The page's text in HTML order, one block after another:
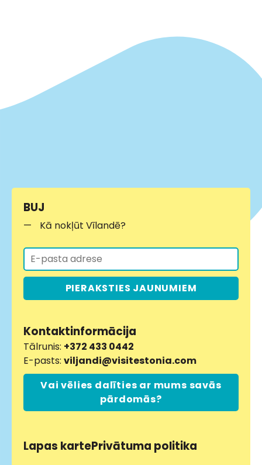
BUJ
Kā nokļūt Vīlandē?
PIERAKSTIES JAUNUMIEM
Kontaktinformācija
Tālrunis: +372 433 0442
E-pasts: viljandi@visitestonia.com
Vai vēlies dalīties ar mums savās
pārdomās?
Lapas kartePrivātuma politika